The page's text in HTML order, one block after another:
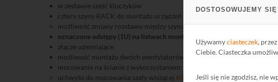
DOSTOSOWUJEMY
Używamyciasteczek,
Ciebie. Ciasteczka
Jeśli się nie zgodzisz, nie
w zestawie sześć kluczyków
cztery szyny RACK do montażu urządzeń (dwie z przodu, dwie z tyłu)
możliwość zmiany rozstawu między szynami przednimi a tylnymi
oznaczone odstępy (1U) na listwach montażowych
złącze uziemiające
możliwość montażu dwóch wentylatorów
R912026
mocowanie na ścianie z wykorzystaniem:
uchwytu do mocowania szafy wiszącej R912027(nie wchodzi w skład